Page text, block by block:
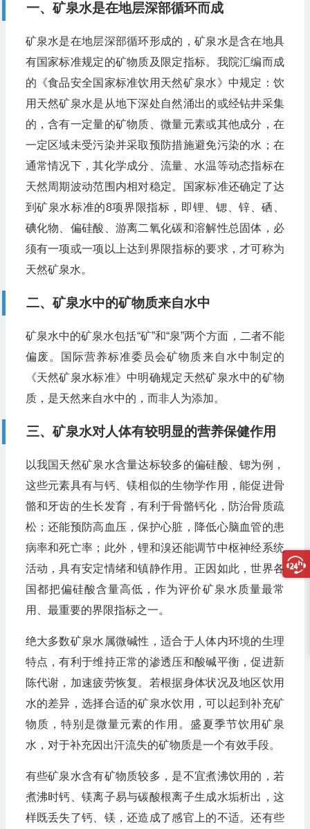
一、矿泉水是在地层深部循环而成
矿泉水是在地层深部循环形成的，矿泉水是含在地具
有国家标准规定的矿物质及限定指标。我院汇编而成
的《食品安全国家标准饮用天然矿泉水》中规定：饮
用天然矿泉水是从地下深处自然涌出的或经钻井采集
的，含有一定量的矿物质、微量元素或其他成分，在
一定区域未受污染并采取预防措施避免污染的水；在
通常情况下，其化学成分、流量、水温等动态指标在
天然周期波动范围内相对稳定。国家标准还确定了达
到矿泉水标准的8项界限指标，即锂、锶、锌、硒、
碘化物、偏硅酸、游离二氧化碳和溶解性总固体，必
须有一项或一项以上达到界限指标的要求，才可称为
天然矿泉水。
二、矿泉水中的矿物质来自水中
矿泉水中的矿泉水包括“矿”和“泉”两个方面，二者不能
偏废。国际营养标准委员会矿物质来自水中制定的
《天然矿泉水标准》中明确规定天然矿泉水中的矿物
质，是天然来自水中的，而非人为添加。
三、矿泉水对人体有较明显的营养保健作用
以我国天然矿泉水含量达标较多的偏硅酸、锶为例，
这些元素具有与钙、镁相似的生物学作用，能促进骨
骼和牙齿的生长发育，有利于骨骼钙化，防治骨质疏
松；还能预防高血压，保护心脏，降低心脑血管的患
病率和死亡率；此外，锂和溴还能调节中枢神经系统
活动，具有安定情绪和镇静作用。正因如此，世界各
国都把偏硅酸含量高低，作为评价矿泉水质量最常
用、最重要的界限指标之一。
绝大多数矿泉水属微碱性，适合于人体内环境的生理
特点，有利于维持正常的渗透压和酸碱平衡，促进新
陈代谢，加速疲劳恢复。若根据身体状况及地区饮用
水的差异，选择合适的矿泉水饮用，可以起到补充矿
物质，特别是微量元素的作用。盛夏季节饮用矿泉
水，对于补充因出汗流失的矿物质是一个有效手段。
有些矿泉水含有矿物质较多，是不宜煮沸饮用的，若
煮沸时钙、镁离子易与碳酸根离子生成水垢析出，这
样既丢失了钙、镁，还造成了感官上的不适。还有些